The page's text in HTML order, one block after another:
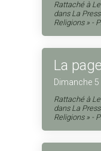
Rattaché à
dans La
Religions » -
La
Dimanche
Rattaché à
dans La
Religions » -